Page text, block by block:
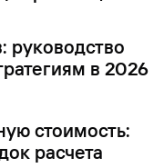
руководство
в 2026
стоимость:
расчета